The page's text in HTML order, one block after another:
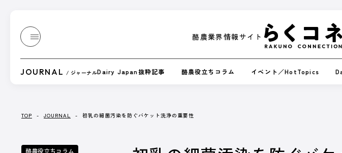
酪農業界情報サイト
JOURNAL / ジャーナルDairy Japan抜粋記事 酪農役立ちコラム イベント／HotTopics
TOP - JOURNAL - 初乳の細菌汚染を防ぐバケット洗浄の重要性
酪農役立ちコラム